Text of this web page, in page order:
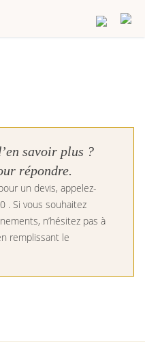
savoir plus ?
répondre.
un devis, appelez-
. Si vous souhaitez
n’hésitez pas à
remplissant le